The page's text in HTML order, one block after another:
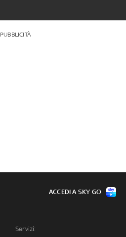
PUBBLICITÀ
Servizi:
ACCEDI A SKY GO